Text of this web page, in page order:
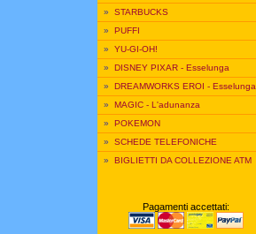
» STARBUCKS
» PUFFI
» YU-GI-OH!
» DISNEY PIXAR - Esselunga
» DREAMWORKS EROI - Esselunga
» MAGIC - L'adunanza
» POKEMON
» SCHEDE TELEFONICHE
» BIGLIETTI DA COLLEZIONE ATM
Pagamenti accettati: